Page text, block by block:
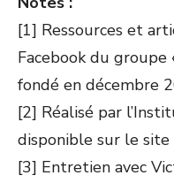
[1] Ressources et
Facebook du groupe
fondé en décembre
[2] Réalisé par
disponible sur le
[3] Entretien avec